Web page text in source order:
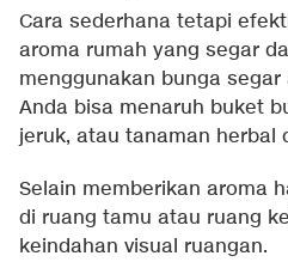
Cara sederhana tetapi
aroma rumah yang segar
menggunakan bunga
Anda bisa menaruh buket
jeruk, atau tanaman herbal
Selain memberikan aroma
di ruang tamu atau ruang
keindahan visual ruangan.